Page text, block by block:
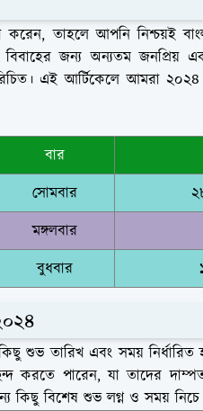
তাহলে আপনি নিশ্চয়ই
বিবাহের জন্য অন্যতম
এই আর্টিকেলে আমরা ২০২৪
বার
সোমবার
মঙ্গলবার
বুধবার
শুভ তারিখ এবং সময়
করতে পারেন, যা তাদের
কিছু বিশেষ শুভ লগ্ন ও সময়